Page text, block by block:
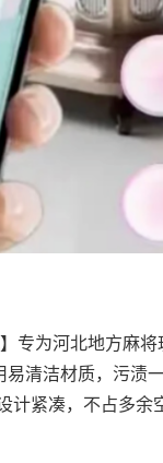
】专为河北地方麻
清洁材质，污渍
计紧凑，不占多